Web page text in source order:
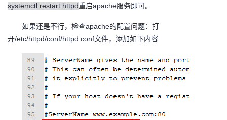
systemctl restart httpd重启apache服务即可。
如果还是不行，检查apache的配置问题：打
开/etc/httpd/conf/httpd.conf文件，添加如下内容